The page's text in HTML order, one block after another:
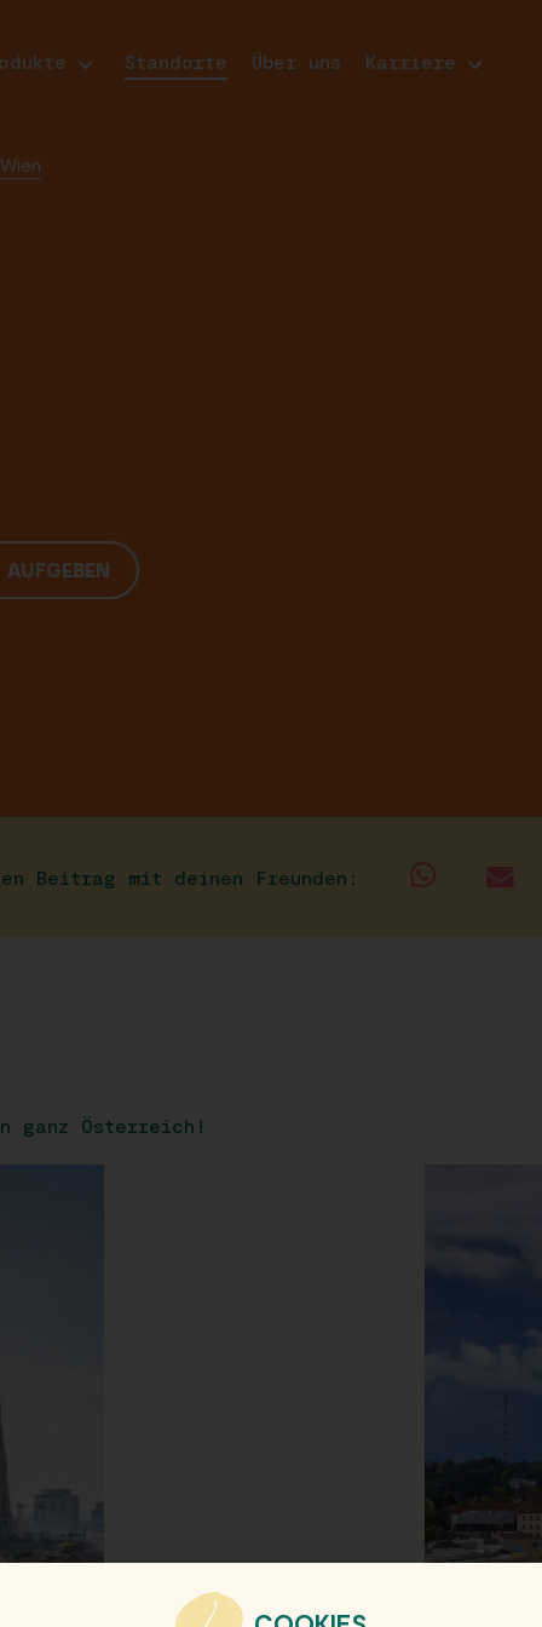
Standorte Über uns Karriere
Beitrag mit deinen Freunden:
ganz Österreich!